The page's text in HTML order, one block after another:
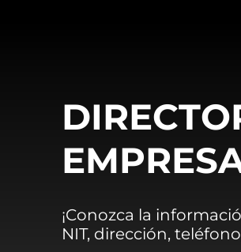
¡Conozca la
NIT, dirección,